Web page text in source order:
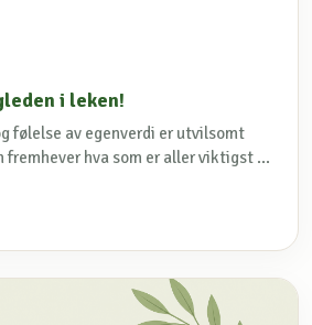
i leken!
følelse av egenverdi er utvilsomt
fremhever hva som er aller viktigst ...